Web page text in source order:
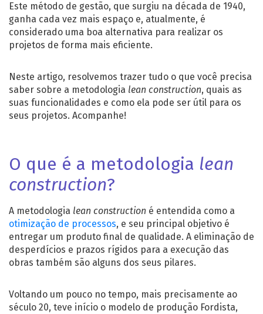
Este método de gestão, que surgiu na década de 1940,
ganha cada vez mais espaço e, atualmente, é
considerado uma boa alternativa para realizar os
projetos de forma mais eficiente.
Neste artigo, resolvemos trazer tudo o que você precisa
saber sobre a metodologia lean construction, quais as
suas funcionalidades e como ela pode ser útil para os
seus projetos. Acompanhe!
O que é a metodologia lean
construction?
A metodologia lean construction é entendida como a
otimização de processos, e seu principal objetivo é
entregar um produto final de qualidade. A eliminação de
desperdícios e prazos rígidos para a execução das
obras também são alguns dos seus pilares.
Voltando um pouco no tempo, mais precisamente ao
século 20, teve início o modelo de produção Fordista,